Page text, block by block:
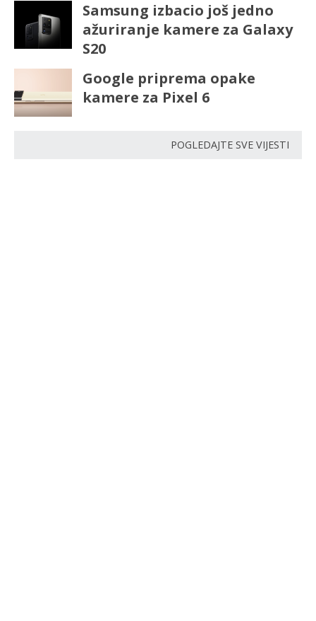
Samsung izbacio još jedno
ažuriranje kamere za Galaxy
S20
Google priprema opake
kamere za Pixel 6
POGLEDAJTE SVE VIJESTI